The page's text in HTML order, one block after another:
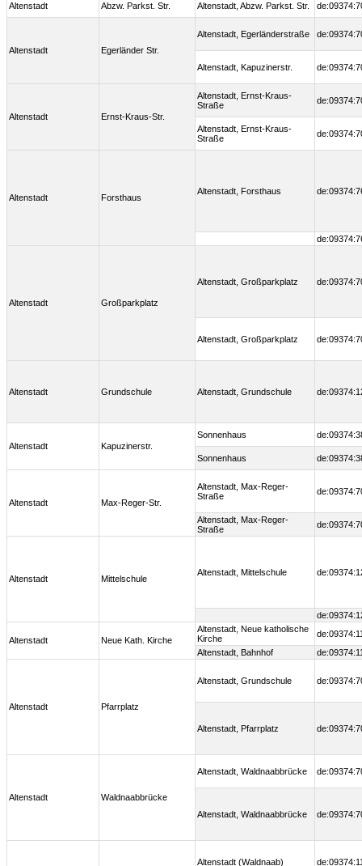
Altenstadt Abzw. Parkst. Str. Altenstadt, Abzw. Parkst. Str.
Altenstadt Egerländer Str.
Altenstadt, Egerländerstraße
Altenstadt, Kapuzinerstr.
Altenstadt Ernst-Kraus-Str.
Altenstadt, Ernst-Kraus-
Straße
Altenstadt, Ernst-Kraus-
Straße
Altenstadt Forsthaus
Altenstadt, Forsthaus
Altenstadt Großparkplatz
Altenstadt, Großparkplatz
Altenstadt, Großparkplatz
Altenstadt Grundschule Altenstadt, Grundschule
Altenstadt Kapuzinerstr.
Sonnenhaus
Sonnenhaus
Altenstadt Max-Reger-Str.
Altenstadt, Max-Reger-
Straße
Altenstadt, Max-Reger-
Straße
Altenstadt Mittelschule
Altenstadt, Mittelschule
Altenstadt Neue Kath. Kirche
Altenstadt, Neue katholische
Kirche
Altenstadt, Bahnhof
Altenstadt Pfarrplatz
Altenstadt, Grundschule
Altenstadt, Pfarrplatz
Altenstadt Waldnaabbrücke
Altenstadt, Waldnaabbrücke
Altenstadt, Waldnaabbrücke
Altenstadt (Waldnaab)